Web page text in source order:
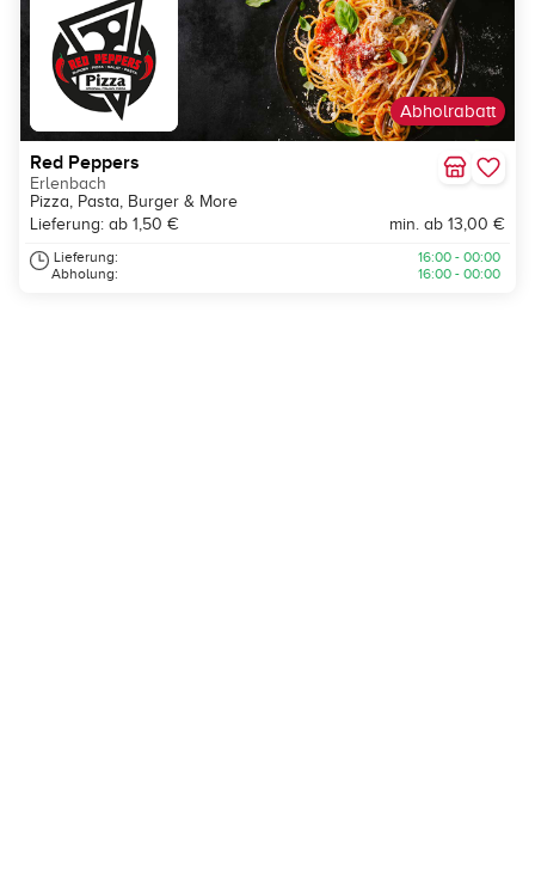
Abholrabatt
Red Peppers
Erlenbach
Pizza, Pasta, Burger & More
Lieferung: ab 1,50 €
min. ab 13,00 €
Lieferung:
Abholung:
16:00 - 00:00
16:00 - 00:00